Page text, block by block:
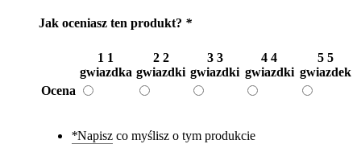
Jak oceniasz ten produkt? *
1 1
gwiazdka
2 2
gwiazdki
3 3
gwiazdki
4 4
gwiazdki
5 5
gwiazdek
Ocena
*Napisz co myślisz o tym produkcie